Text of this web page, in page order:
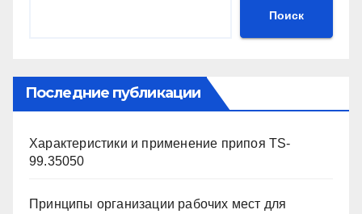
Поиск
Последние публикации
Характеристики и применение припоя TS-
99.35050
Принципы организации рабочих мест для